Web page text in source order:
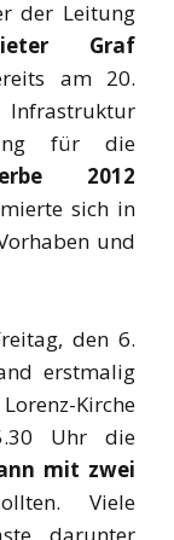
der Leitung
Graf
am 20.
Infrastruktur
für die
2012
sich in
und
den 6.
erstmalig
Kirche
Uhr die
mit zwei
Viele